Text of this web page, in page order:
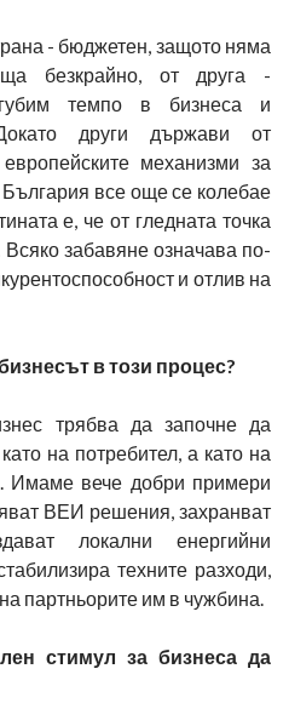
- бюджетен, защото няма
безкрайно, от друга -
губим темпо в бизнеса и
Докато други държави от
механизми за
все още се колебае
е, че от гледната точка
забавяне означава по-
и отлив на
в този процес?
трябва да започне да
на потребител, а като на
Имаме вече добри примери
ВЕИ решения, захранват
локални енергийни
техните разходи,
партньорите им в чужбина.
стимул за бизнеса да